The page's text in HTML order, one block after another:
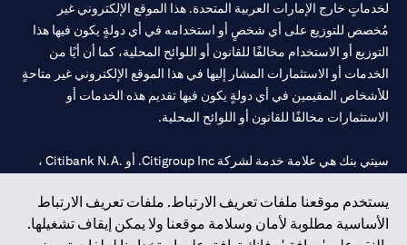
يستخدم موقعنا ملفات تعريف الارتباط. ملفات تعريف الارتباط
الأساسية مطلوبة لأمان وسلامة موقعنا ولا يمكن إيقاف تشغيلها.
لخدماتٍ خارج الإمارات العربية المتحدة. هذا الموقع الإلكتروني غير
مُخصص للتوزيع على أي شخصٍ أو استخدامه في أي دولةٍ يكون فيها هذا
التوزيع أو الاستخدام مخالفًا للقانون أو اللوائح المحلية، كما أن أيًا من
الخدمات أو الاستثمارات المشار إليها في هذا الموقع الإلكتروني غير متاحةٍ
للأشخاص المقيمين في أي دولةٍ يكون فيها تقديم هذه الخدمات أو
الاستثمارات مخالفًا للقانون أو اللوائح المحلية.
سيتي بنك هي علامة خدمة لشركة Citigroup Inc. أو .Citibank N.A ،
سيتي بنك إن. إيه. الإمارات مسجل لدى مصرف الإمارات المركزي تحت